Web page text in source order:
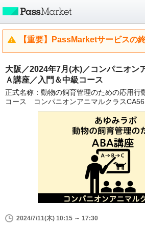
【重要】PassMarketサービスの
大阪／2024年7月(木)／コンパニオン
Ａ講座／入門＆中級コース
正式名称：動物の飼育管理のための応用行
コース コンパニオンアニマルクラスCA56
2024/7/11(木) 10:15 ～ 17:30